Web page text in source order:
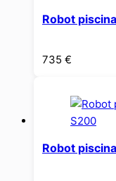
Robot
735 €
Robot